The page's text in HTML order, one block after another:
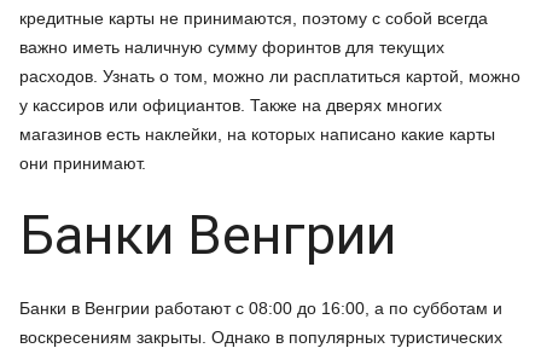
кредитные карты не принимаются, поэтому с собой всегда
важно иметь наличную сумму форинтов для текущих
расходов. Узнать о том, можно ли расплатиться картой, можно
у кассиров или официантов. Также на дверях многих
магазинов есть наклейки, на которых написано какие карты
они принимают.
Банки Венгрии
Банки в Венгрии работают с 08:00 до 16:00, а по субботам и
воскресениям закрыты. Однако в популярных туристических